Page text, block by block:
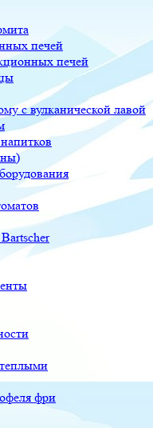
печей
печей
с вулканической лавой
фри